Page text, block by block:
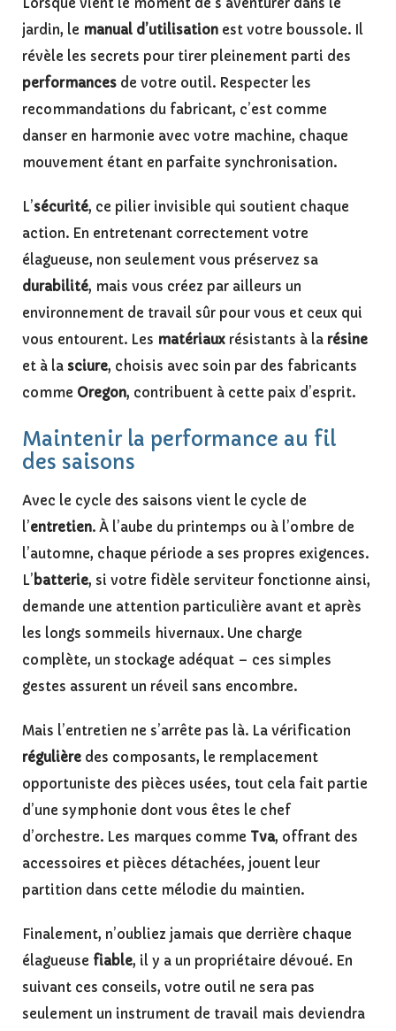
Lorsque vient le moment de s’aventurer dans le
jardin, le manual d’utilisation est votre boussole. Il
révèle les secrets pour tirer pleinement parti des
performances de votre outil. Respecter les
recommandations du fabricant, c’est comme
danser en harmonie avec votre machine, chaque
mouvement étant en parfaite synchronisation.
L’sécurité, ce pilier invisible qui soutient chaque
action. En entretenant correctement votre
élagueuse, non seulement vous préservez sa
durabilité, mais vous créez par ailleurs un
environnement de travail sûr pour vous et ceux qui
vous entourent. Les matériaux résistants à la résine
et à la sciure, choisis avec soin par des fabricants
comme Oregon, contribuent à cette paix d’esprit.
Maintenir la performance au fil
des saisons
Avec le cycle des saisons vient le cycle de
l’entretien. À l’aube du printemps ou à l’ombre de
l’automne, chaque période a ses propres exigences.
L’batterie, si votre fidèle serviteur fonctionne ainsi,
demande une attention particulière avant et après
les longs sommeils hivernaux. Une charge
complète, un stockage adéquat – ces simples
gestes assurent un réveil sans encombre.
Mais l’entretien ne s’arrête pas là. La vérification
régulière des composants, le remplacement
opportuniste des pièces usées, tout cela fait partie
d’une symphonie dont vous êtes le chef
d’orchestre. Les marques comme Tva, offrant des
accessoires et pièces détachées, jouent leur
partition dans cette mélodie du maintien.
Finalement, n’oubliez jamais que derrière chaque
élagueuse fiable, il y a un propriétaire dévoué. En
suivant ces conseils, votre outil ne sera pas
seulement un instrument de travail mais deviendra